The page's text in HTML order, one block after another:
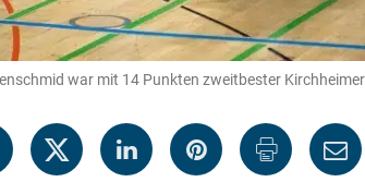
war mit 14 Punkten zweitbester